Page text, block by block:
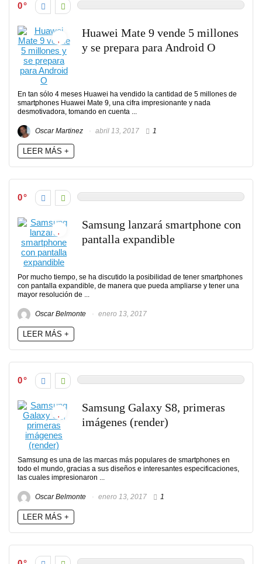
0
Huawei Mate 9 vende 5 millones
y se prepara para Android O
En tan sólo 4 meses Huawei ha vendido la cantidad de 5 millones de
smartphones Huawei Mate 9, una cifra impresionante y nada
desmotivadora, tomando en cuenta ...
Oscar Martinez abril 13, 2017 1
LEER MÁS +
0
Samsung lanzará smartphone con
pantalla expandible
Por mucho tiempo, se ha discutido la posibilidad de tener smartphones
con pantalla expandible, de manera que pueda ampliarse y tener una
mayor resolución de ...
Oscar Belmonte enero 13, 2017
LEER MÁS +
0
Samsung Galaxy S8, primeras
imágenes (render)
Samsung es una de las marcas más populares de smartphones en
todo el mundo, gracias a sus diseños e interesantes especificaciones,
las cuales impresionaron ...
Oscar Belmonte enero 13, 2017 1
LEER MÁS +